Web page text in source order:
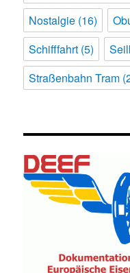
Nostalgie (16)
Schifffahrt (5)
Straßenbahn Tram